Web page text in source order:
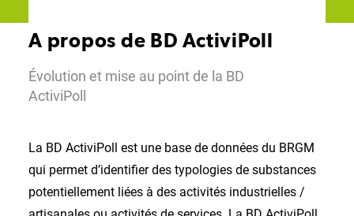
A propos de BD ActiviPoll
Évolution et mise au point de la BD
ActiviPoll
La BD ActiviPoll est une base de données du BRGM
qui permet d’identifier des typologies de substances
potentiellement liées à des activités industrielles /